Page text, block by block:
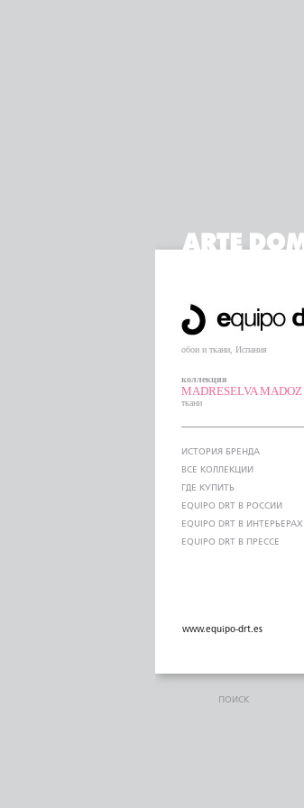
обои и ткани, Испания
коллекция
MADRESELVA MADOZ
ткани
ИСТОРИЯ БРЕНДА
ВСЕ КОЛЛЕКЦИИ
ГДЕ КУПИТЬ
EQUIPO DRT В РОССИИ
EQUIPO DRT В ИНТЕРЬЕРАХ
EQUIPO DRT В ПРЕССЕ
www.equipo-drt.es
ПОИСК